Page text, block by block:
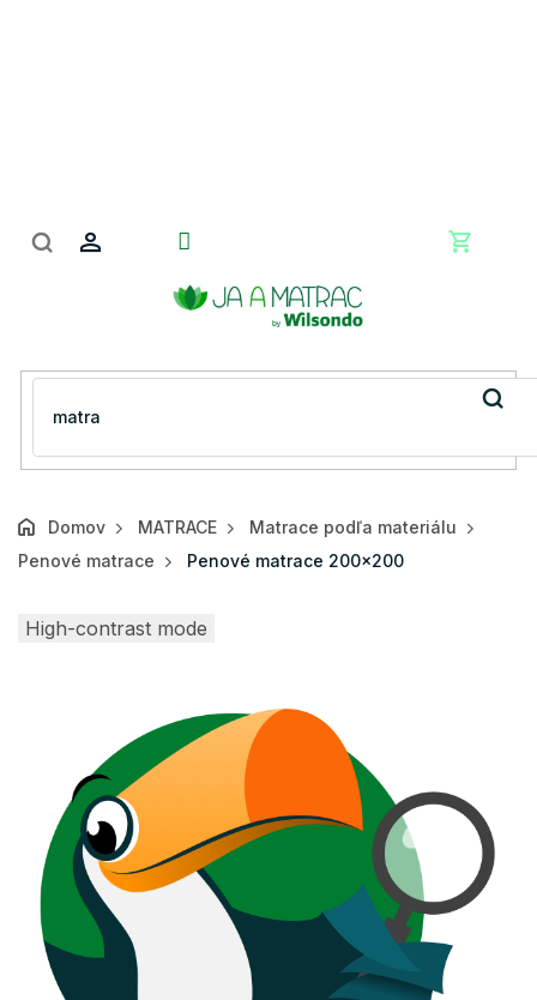
Domov MATRACE
Matrace podľa materiálu
Penové matrace
Penové matrace 200x200
High-contrast mode